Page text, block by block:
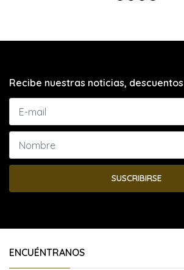
Recibe nuestras noticias,
SUSCRIBIRSE
ENCUÉNTRANOS